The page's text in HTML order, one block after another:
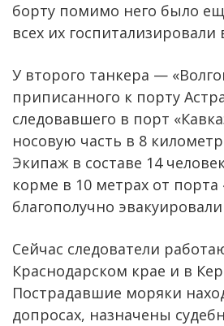
борту помимо него было
всех их
У второго танкера —
приписанного к порту
следовавшего в порт
носовую часть в 8
Экипаж в составе 14
корме в 10 метрах от порта
благополучно
Сейчас следователи
Краснодарском крае и в
Пострадавшие моряки
допросах, назначены